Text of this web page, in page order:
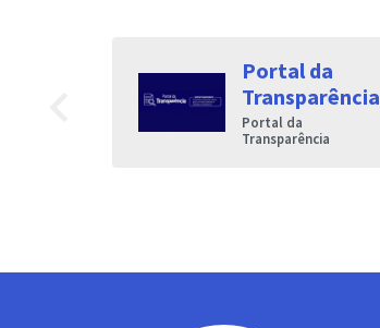
Portal da
Transparência
Portal da
Transparência